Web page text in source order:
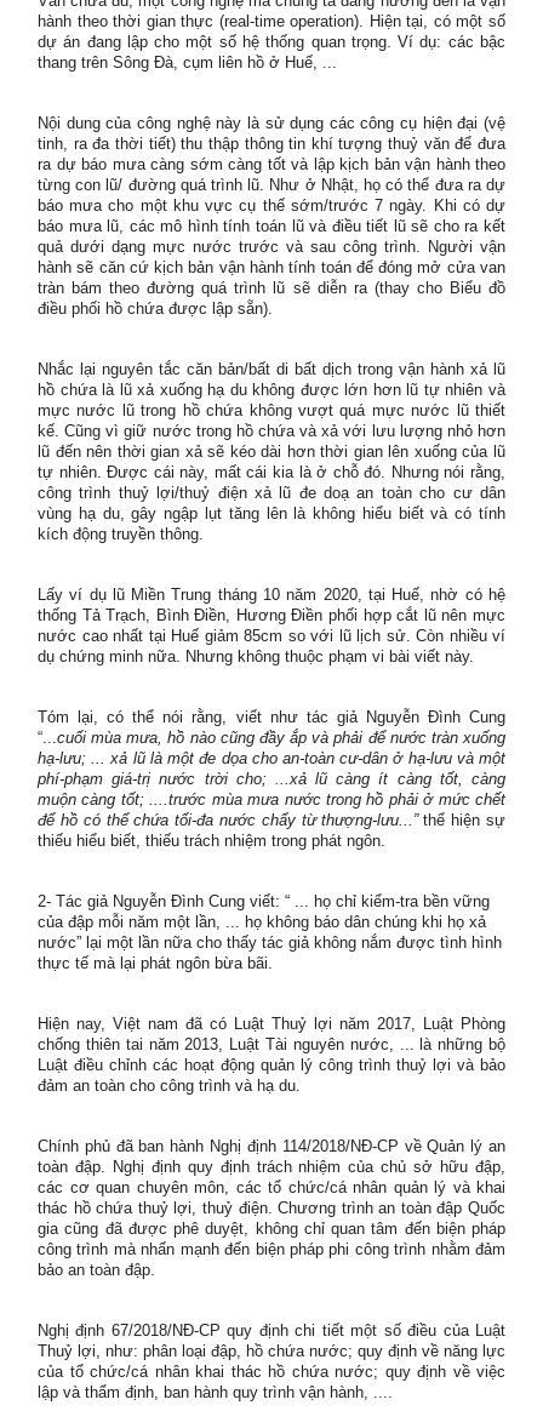
hành theo thời gian thực (real-time operation). Hiện tại, có một số
dự án đang lập cho một số hệ thống quan trọng. Ví dụ: các bậc
thang trên Sông Đà, cụm liên hồ ở Huế, ...
Nội dung của công nghệ này là sử dụng các công cụ hiện đại (vệ
tinh, ra đa thời tiết) thu thập thông tin khí tượng thuỷ văn để đưa
ra dự báo mưa càng sớm càng tốt và lập kịch bản vận hành theo
từng con lũ/ đường quá trình lũ. Như ở Nhật, họ có thể đưa ra dự
báo mưa cho một khu vực cụ thế sớm/trước 7 ngày. Khi có dự
báo mưa lũ, các mô hình tính toán lũ và điều tiết lũ sẽ cho ra kết
quả dưới dạng mực nước trước và sau công trình. Người vận
hành sẽ căn cứ kịch bản vận hành tính toán để đóng mở cửa van
tràn bám theo đường quá trình lũ sẽ diễn ra (thay cho Biểu đồ
điều phối hồ chứa được lập sẵn).
Nhắc lại nguyên tắc căn bản/bất di bất dịch trong vận hành xả lũ
hồ chứa là lũ xả xuống hạ du không được lớn hơn lũ tự nhiên và
mực nước lũ trong hồ chứa không vượt quá mực nước lũ thiết
kế. Cũng vì giữ nước trong hồ chứa và xả với lưu lượng nhỏ hơn
lũ đến nên thời gian xả sẽ kéo dài hơn thời gian lên xuống của lũ
tự nhiên. Được cái này, mất cái kia là ở chỗ đó. Nhưng nói rằng,
công trình thuỷ lợi/thuỷ điện xả lũ đe doạ an toàn cho cư dân
vùng hạ du, gây ngập lụt tăng lên là không hiểu biết và có tính
kích động truyền thông.
Lấy ví dụ lũ Miền Trung tháng 10 năm 2020, tại Huế, nhờ có hệ
thống Tả Trạch, Bình Điền, Hương Điền phối hợp cắt lũ nên mực
nước cao nhất tại Huế giảm 85cm so với lũ lịch sử. Còn nhiều ví
dụ chứng minh nữa. Nhưng không thuộc phạm vi bài viết này.
Tóm lại, có thể nói rằng, viết như tác giả Nguyễn Đình Cung
“...cuối mùa mưa, hồ nào cũng đầy ắp và phải để nước tràn xuống
hạ-lưu; ... xả lũ là một đe dọa cho an-toàn cư-dân ở hạ-lưu và một
phí-phạm giá-trị nước trời cho; ...xả lũ càng ít càng tốt, càng
muộn càng tốt; ....trước mùa mưa nước trong hồ phải ở mức chết
để hồ có thể chứa tối-đa nước chẩy từ thượng-lưu...”thể hiện sự
thiếu hiểu biết, thiếu trách nhiệm trong phát ngôn.
2- Tác giả Nguyễn Đình Cung viết: “ ... họ chỉ kiểm-tra bền vững
của đập mỗi năm một lần, ... họ không báo dân chúng khi họ xả
nước” lại một lần nữa cho thấy tác giả không nắm được tình hình
thực tế mà lại phát ngôn bừa bãi.
Hiện nay, Việt nam đã có Luật Thuỷ lợi năm 2017, Luật Phòng
chống thiên tai năm 2013, Luật Tài nguyên nước, ... là những bộ
Luật điều chỉnh các hoạt động quản lý công trình thuỷ lợi và bảo
đảm an toàn cho công trình và hạ du.
Chính phủ đã ban hành Nghị định 114/2018/NĐ-CP về Quản lý an
toàn đập. Nghị định quy định trách nhiệm của chủ sở hữu đập,
các cơ quan chuyên môn, các tổ chức/cá nhân quản lý và khai
thác hồ chứa thuỷ lợi, thuỷ điện. Chương trình an toàn đập Quốc
gia cũng đã được phê duyệt, không chỉ quan tâm đến biện pháp
công trình mà nhấn mạnh đến biện pháp phi công trình nhằm đảm
bảo an toàn đập.
Nghị định 67/2018/NĐ-CP quy định chi tiết một số điều của Luật
Thuỷ lợi, như: phân loại đập, hồ chứa nước; quy định về năng lực
của tổ chức/cá nhân khai thác hồ chứa nước; quy định về việc
lập và thẩm định, ban hành quy trình vận hành, ....